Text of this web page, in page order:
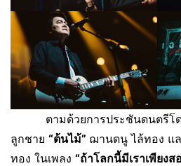
ตามด้วยการประชันดนตรีโด
ลูกชาย “ต้นไม้” ฌานดนู ไล้ทอง แ
ทอง ในเพลง “ถ้าโลกนี้มีเราเพียงส